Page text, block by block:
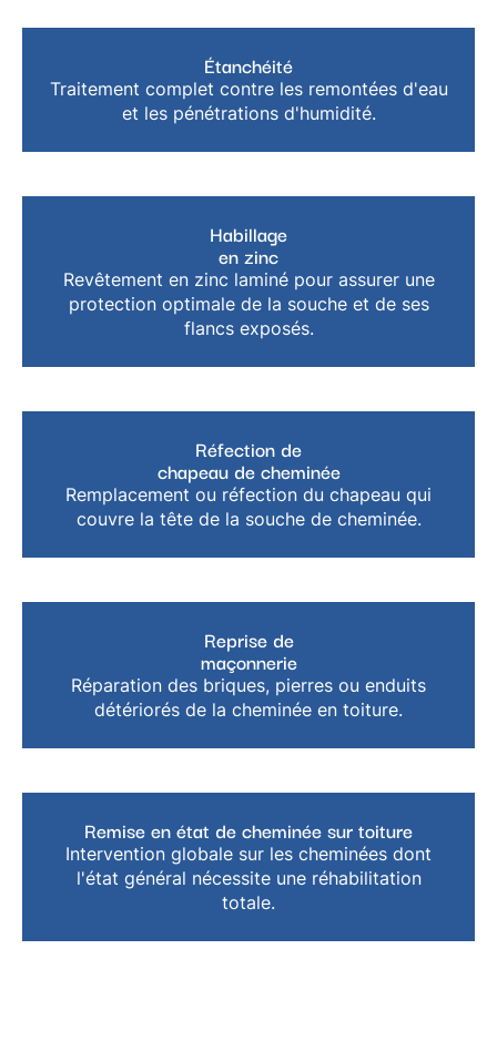
Étanchéité
Traitement complet contre les remontées d'eau
et les pénétrations d'humidité.
Habillage
en zinc
Revêtement en zinc laminé pour assurer une
protection optimale de la souche et de ses
flancs exposés.
Réfection de
chapeau de cheminée
Remplacement ou réfection du chapeau qui
couvre la tête de la souche de cheminée.
Reprise de
maçonnerie
Réparation des briques, pierres ou enduits
détériorés de la cheminée en toiture.
Remise en état de cheminée sur toiture
Intervention globale sur les cheminées dont
l'état général nécessite une réhabilitation
totale.